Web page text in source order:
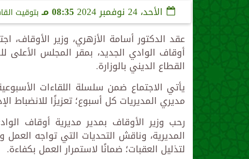
الأحد، 24 نوفمبر 2024 08:35 مـ بتوقيت
عقد الدكتور أسامة الأزهري، وزير الأوقاف،
أوقاف الوادي الجديد، بمقر المجلس الأعلى
القطاع الديني بالوزارة.
يأتي الاجتماع ضمن سلسلة اللقاءات
مديري المديريات كل أسبوع؛ تعزيزًا للانضباط
رحب وزير الأوقاف بمدير مديرية أوقاف
المديرية، وناقش التحديات التي تواجه
لتذليل العقبات؛ ضمانًا لاستمرار العمل بكفاءة.